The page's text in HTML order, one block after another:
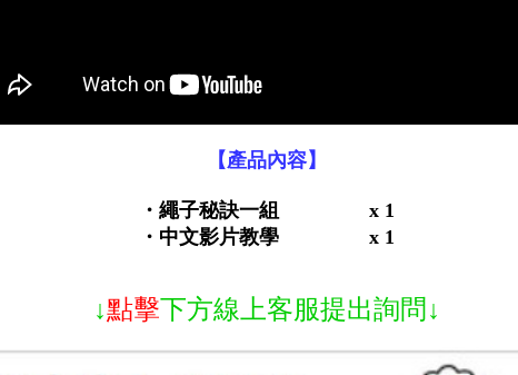
【產品內容】
・ 繩子秘訣一組
x 1
・中文影片教學 x 1
↓點擊下方線上客服提出詢問↓